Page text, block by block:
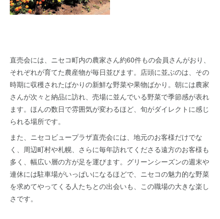
直売会には、ニセコ町内の農家さん約60件もの会員さんがおり、
それぞれが育てた農産物が毎日並びます。店頭に並ぶのは、その
時期に収穫されたばかりの新鮮な野菜や果物ばかり。朝には農家
さんが次々と納品に訪れ、売場に並んでいる野菜で季節感が表れ
ます。ほんの数日で雰囲気が変わるほど、旬がダイレクトに感じ
られる場所です。
また、ニセコビュープラザ直売会には、地元のお客様だけでな
く、周辺町村や札幌、さらに毎年訪れてくださる遠方のお客様も
多く、幅広い層の方が足を運びます。グリーンシーズンの週末や
連休には駐車場がいっぱいになるほどで、ニセコの魅力的な野菜
を求めてやってくる人たちとの出会いも、この職場の大きな楽し
さです。